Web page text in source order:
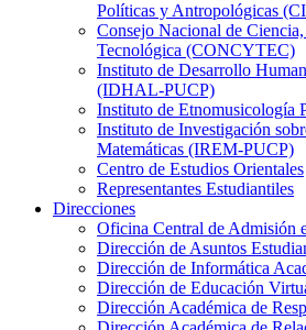
Políticas y Antropológicas
Consejo Nacional de
Tecnológica (CONCYTEC)
Instituto de Desarrollo
(IDHAL-PUCP)
Instituto de Etnomusicología
Instituto de Investigación
Matemáticas (IREM-PUCP)
Centro de Estudios Orientales
Representantes Estudiantiles
Direcciones
Oficina Central de Admisión
Dirección de Asuntos
Dirección de Informática
Dirección de Educación
Dirección Académica de